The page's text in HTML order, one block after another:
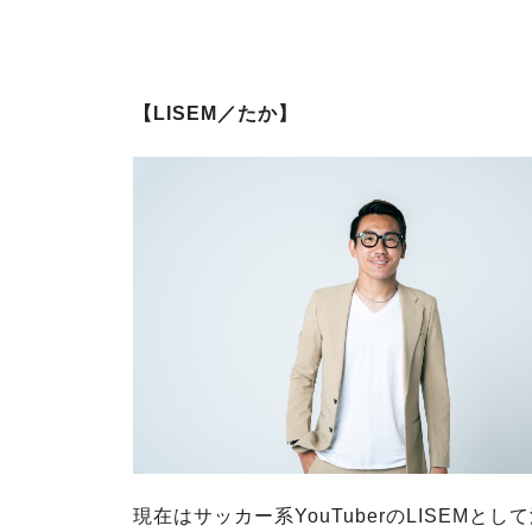
【LISEM／たか】
現在はサッカー系YouTuberのLISEMとし